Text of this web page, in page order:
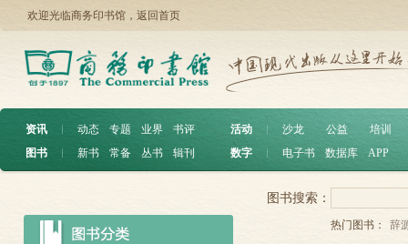
欢迎光临商务印书馆， 返回首页
资讯 ︱ 动态 专题 业界
书评
图书
︱ 新书 常备 丛书 辑刊
活动 沙龙 公益
培训
数字
电子书 数据库 APP
图书搜索：
热门图书： 辞